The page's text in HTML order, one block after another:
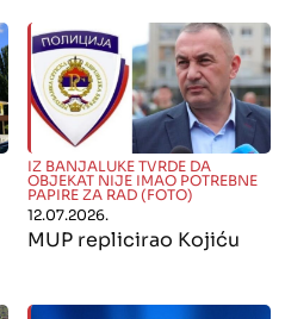
" alt="">
IZ BANJALUKE TVRDE DA
OBJEKAT NIJE IMAO POTREBNE
PAPIRE ZA RAD (FOTO)
12.07.2026.
MUP replicirao Kojiću